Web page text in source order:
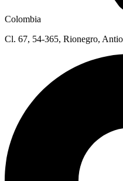
Colombia
Cl. 67, 54-365, Rionegro,